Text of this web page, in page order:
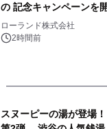
の 記念キャンペーンを
ラムや、「TR-808」を
ャーしたアニメーション
ローランド株式会社
2時間前
スヌーピーの湯が登場